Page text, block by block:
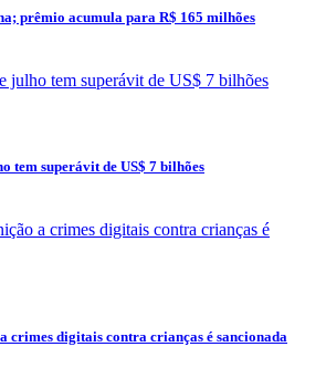
prêmio acumula para R$ 165 milhões
tem superávit de US$ 7 bilhões
crimes digitais contra crianças é sancionada